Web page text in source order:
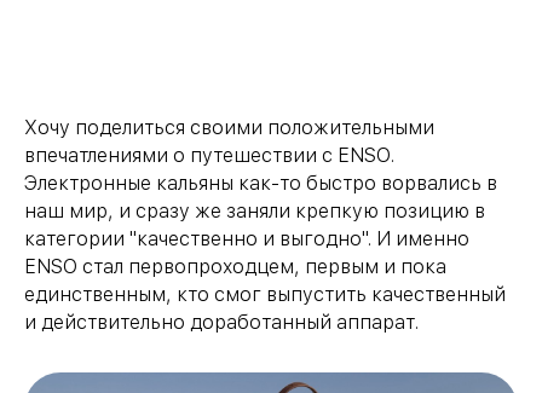
Хочу поделиться своими положительными
впечатлениями о путешествии с ENSO.
Электронные кальяны как-то быстро ворвались в
наш мир, и сразу же заняли крепкую позицию в
категории "качественно и выгодно". И именно
ENSO стал первопроходцем, первым и пока
единственным, кто смог выпустить качественный
и действительно доработанный аппарат.